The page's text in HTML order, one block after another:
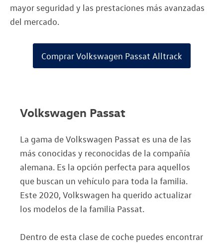
mayor seguridad y las prestaciones más avanzadas
del mercado.
Comprar Volkswagen Passat Alltrack
Volkswagen Passat
La gama de Volkswagen Passat es una de las
más conocidas y reconocidas de la compañía
alemana. Es la opción perfecta para aquellos
que buscan un vehículo para toda la familia.
Este 2020, Volkswagen ha querido actualizar
los modelos de la familia Passat.
Dentro de esta clase de coche puedes encontrar